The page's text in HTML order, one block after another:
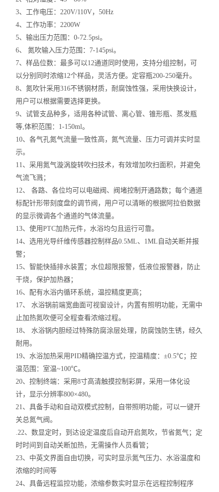
3、工作电压：220V/110V，50Hz
4、工作功率：2200W
5、输出压力范围：0-72.5psi。
6、 氮吹输入压力范围：7-145psi。
7、样品位数：最多可以12通道同时使用，支持分组控制，可
以分别同时浓缩12个样品，灵活方便。定容瓶200-250毫升。
8、氮吹针采用316不锈钢材质，耐腐蚀性强，采用快换设计，
用户可以根据需要选择更换。
9、试管支品种多，适用各种试管、离心管、锥形瓶、蒸发瓶
等,体积范围：1-150ml。
10、各气孔氮气流量一致性高，氮气流量、压力可调并实时显
示。
11、采用氮气漩涡旋转吹扫技术，有效增加吹扫面积，并避免
气流飞溅；
12、 各路、各位均可以电磁阀、阀堵控制开通路数；每个通道
标配针形带刻度盘的调节阀，用户可以清晰的根据阿拉伯数据
的显示微调各个通道的气体流量。
13、使用PTC加热元件，水浴均匀且运行可靠。
14、选用光导纤维传感器控制样品0.5ML、1ML自动关断并报
警；
15、智能快插排水装置；水位超限报警，低液位报警器，防止
干烧，保护加热器；
16、配有水浴内循环系统，温控精度更高；
17、 水浴锅前端宽曲面可视窗设计，内置有照明功能，无需中
止加热氮吹便可全程查看浓缩过程。
18、 水浴锅内胆经过特殊防腐涂层处理，防腐蚀防生锈，经久
耐用。
19、水浴加热采用PID精确控温方式，控温精度：±0.5℃；控
温范围：室温~100℃。
20、控制终端：采用8寸高清触摸控制彩屏，采用一体化设
计，显示分辨率800×480。
21、具备手动和自动双模式控制，自带照明功能，可以一键开
关总氮气阀。
.22、数显定时，到达设定温度后自动开启氮吹，节省氮气；定
时时间到自动关断加热，无需操作人员看管；
23、中英文界面自由切换，可实时显示氮气压力、水浴温度和
浓缩的时间等
24、具备远程监控功能，浓缩参数实时显示在远程控制程序